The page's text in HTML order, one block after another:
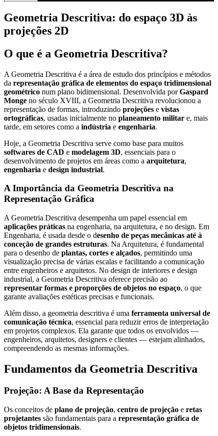
Geometria Descritiva: do espaço 3D às
projeções 2D
O que é a Geometria Descritiva?
A Geometria Descritiva é a área de estudo dos princípios e métodos
da representação gráfica de elementos do espaço tridimensional
geométrico num plano bidimensional. Desenvolvida porGaspard
Monge no século XVIII, a Geometria Descritiva revolucionou a
representação de formas, introduzindo projeções e vistas
ortográficas, usadas inicialmente no planeamento militar e, mais
tarde, em setores como a indústria e engenharia.
Hoje, a Geometria Descritiva serve como base para muitos
softwares de CAD e modelagem 3D, essenciais para o
desenvolvimento de projetos em áreas como a arquitetura,
engenharia e design industrial.
A Importância da Geometria Descritiva na
Representação Gráfica
A Geometria Descritiva desempenha um papel essencial em
aplicações práticas na engenharia, na arquitetura, e no design. Em
Engenharia, é usada desde o desenho de peças mecânicas até à
conceção de grandes estruturas. Na Arquitetura, é fundamental
para o desenho de plantas, cortes e alçados, permitindo uma
visualização precisa de várias escalas e facilitando a comunicação
entre engenheiros e arquitetos. No design de interiores e design
industrial, a Geometria Descritiva oferece precisão ao
representar formas e proporções de objetos no espaço, o que
garante avaliações estéticas precisas e funcionais.
Além disso, a geometria descritiva é uma ferramenta universal de
comunicação técnica, essencial para reduzir erros de interpretação
em projetos complexos. Ela garante que todos os envolvidos —
engenheiros, arquitetos, designers e clientes — estejam alinhados,
compreendendo as mesmas informações.
Fundamentos da Geometria Descritiva
Projeção: A Base da Representação
Os conceitos de plano de projeção, centro de projeção e retas
projetantes são fundamentais para a representação gráfica de
objetos tridimensionais.